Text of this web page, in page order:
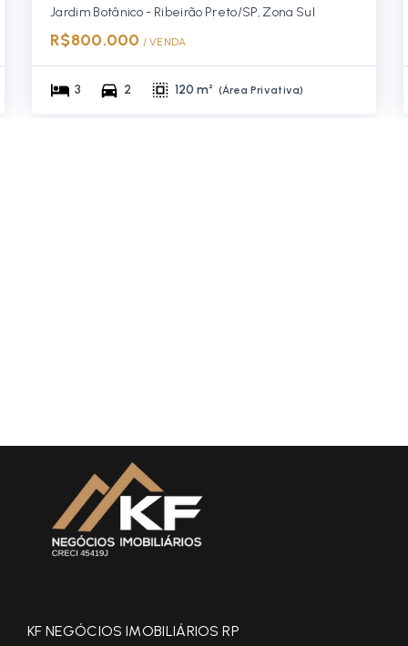
Jardim Botânico - Ribeirão Preto/SP, Zona Sul
R$800.000 / VENDA
3 2 120 m² (Área Privativa)
KF NEGÓCIOS IMOBILIÁRIOS RP